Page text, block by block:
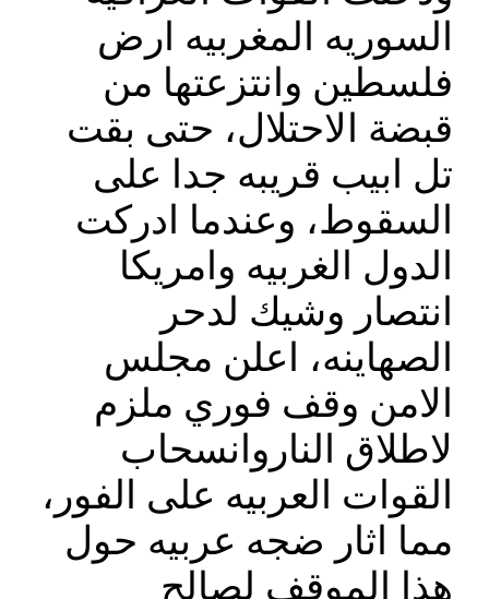
السوريه المغربيه ارض
فلسطين وانتزعتها من
قبضة الاحتلال، حتى بقت
تل ابيب قريبه جدا على
السقوط، وعندما ادركت
الدول الغربيه وامريكا
انتصار وشيك لدحر
الصهاينه، اعلن مجلس
الامن وقف فوري ملزم
لاطلاق الناروانسحاب
القوات العربيه على الفور،
مما اثار ضجه عربيه حول
هذا الموقف لصالح